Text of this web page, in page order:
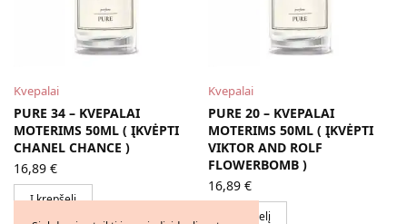
Kvepalai
PURE 34 – KVEPALAI
MOTERIMS 50ML ( ĮKVĖPTI
CHANEL CHANCE )
16,89 €
Į krepšelį
Kvepalai
PURE 20 – KVEPALAI
MOTERIMS 50ML ( ĮKVĖPTI
VIKTOR AND ROLF
FLOWERBOMB )
16,89 €
Į krepšelį